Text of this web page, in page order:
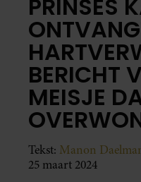
PRINSES
BERICHT
MEISJE
Tekst: Manon
25 maart 2024